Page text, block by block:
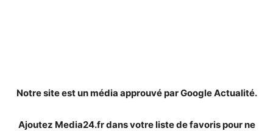
Notre site est un média approuvé par Google Actualité.
Ajoutez Media24.fr dans votre liste de favoris pour ne